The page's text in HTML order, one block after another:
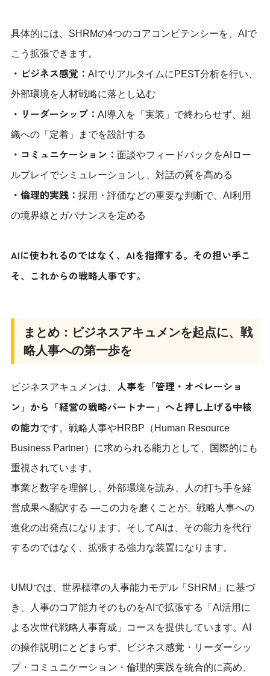
具体的には、SHRMの4つのコアコンピテンシーを、AIで
こう拡張できます。
・ビジネス感覚： AIでリアルタイムにPEST分析を行い、
外部環境を人材戦略に落とし込む
・リーダーシップ： AI導入を「実装」で終わらせず、組
織への「定着」までを設計する
・コミュニケーション： 面談やフィードバックをAIロー
ルプレイでシミュレーションし、対話の質を高める
・倫理的実践： 採用・評価などの重要な判断で、AI利用
の境界線とガバナンスを定める
AIに使われるのではなく、AIを指揮する。その担い手こ
そ、これからの戦略人事です。
まとめ：ビジネスアキュメンを起点に、戦
略人事への第一歩を
ビジネスアキュメンは、 人事を「管理・オペレーショ
ン」から「経営の戦略パートナー」へと押し上げる中核
の能力です。戦略人事やHRBP（Human Resource
Business Partner）に求められる能力として、国際的にも
重視されています。
事業と数字を理解し、外部環境を読み、人の打ち手を経
営成果へ翻訳する —この力を磨くことが、戦略人事への
進化の出発点になります。そしてAIは、その能力を代行
するのではなく、拡張する強力な装置になります。
UMUでは、世界標準の人事能力モデル「SHRM」に基づ
き、人事のコア能力そのものをAIで拡張する「AI活用に
よる次世代戦略人事育成」コースを提供しています。AI
の操作説明にとどまらず、ビジネス感覚・リーダーシッ
プ・コミュニケーション・倫理的実践を統合的に高め、